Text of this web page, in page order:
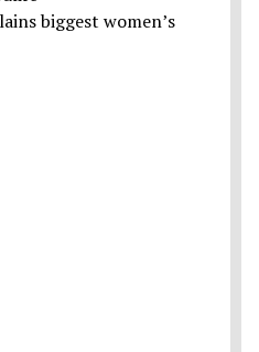
biggest women’s